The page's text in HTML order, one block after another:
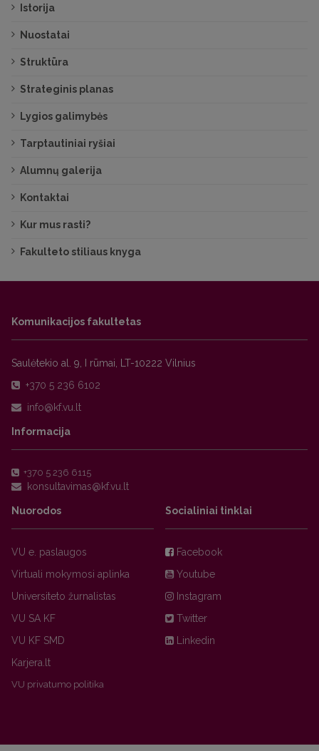
Istorija
Nuostatai
Struktūra
Strateginis planas
Lygios galimybės
Tarptautiniai ryšiai
Alumnų galerija
Kontaktai
Kur mus rasti?
Fakulteto stiliaus knyga
Komunikacijos fakultetas
Saulėtekio al. 9, I rūmai, LT-10222 Vilnius
+370 5 236 6102
Informacija
+370 5 236 6115
Nuorodos
VU e. paslaugos
Virtuali mokymosi aplinka
Universiteto žurnalistas
VU SA KF
VU KF SMD
Karjera.lt
VU privatumo politika
Socialiniai tinklai
Facebook
Youtube
Instagram
Twitter
Linkedin